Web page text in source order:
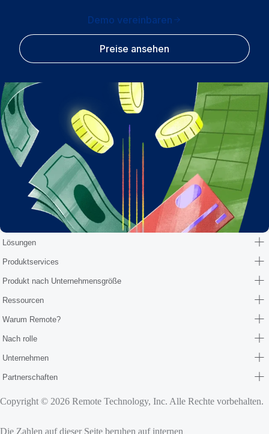
Demo vereinbaren
Preise ansehen
Lösungen
Produktservices
Produkt nach Unternehmensgröße
Ressourcen
Warum Remote?
Nach rolle
Unternehmen
Partnerschaften
Copyright © 2026 Remote Technology, Inc. Alle Rechte vorbehalten.
Die Zahlen auf dieser Seite beruhen auf internen